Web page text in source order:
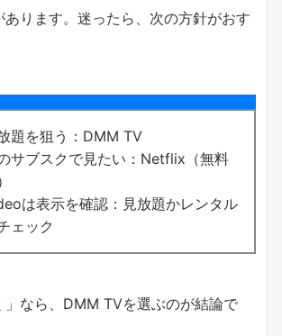
あります。迷ったら、次の方針がおす
題を狙う：DMM TV
サブスクで見たい：Netflix（無料
は表示を確認：見放題かレンタル
ェック
」なら、DMM TVを選ぶのが結論で